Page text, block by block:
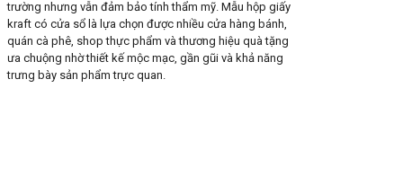
trường nhưng vẫn đảm bảo tính thẩm mỹ. Mẫu hộp giấy
kraft có cửa sổ là lựa chọn được nhiều cửa hàng bánh,
quán cà phê, shop thực phẩm và thương hiệu quà tặng
ưa chuộng nhờ thiết kế mộc mạc, gần gũi và khả năng
trưng bày sản phẩm trực quan.